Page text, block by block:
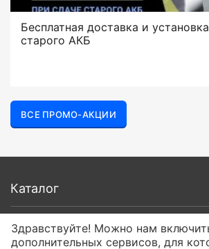
Бесплатная доставка и
старого АКБ
ВСЕ ПРОМО-АКЦИИ
Каталог
Покупателям
Здравствуйте! Можно нам
дополнительных сервисов, для